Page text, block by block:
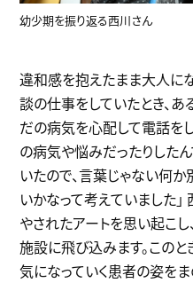
幼少期を振り返る西川さん
違和感を抱えたまま大人に
談の仕事をしていたとき、あ
だの病気を心配して電話を
の病気や悩みだったりした
いたので、言葉じゃない何
いかなって考えていました
やされたアートを思い起こ
施設に飛び込みます。このと
気になっていく患者の姿をま